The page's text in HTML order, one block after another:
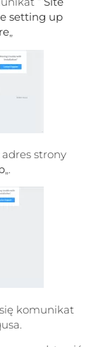
setting up
„
strony
„.
komunikat